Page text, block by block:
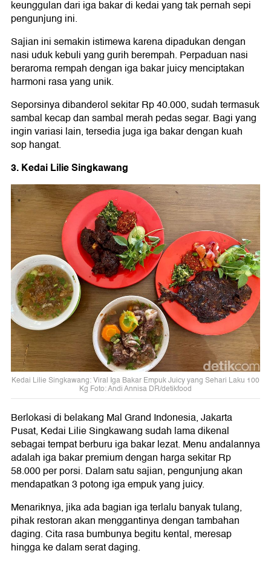
keunggulan dari iga bakar di kedai yang tak pernah sepi
pengunjung ini.
Sajian ini semakin istimewa karena dipadukan dengan
nasi uduk kebuli yang gurih berempah. Perpaduan nasi
beraroma rempah dengan iga bakar juicy menciptakan
harmoni rasa yang unik.
Seporsinya dibanderol sekitar Rp 40.000, sudah termasuk
sambal kecap dan sambal merah pedas segar. Bagi yang
ingin variasi lain, tersedia juga iga bakar dengan kuah
sop hangat.
3. Kedai Lilie Singkawang
Kedai Lilie Singkawang: Viral Iga Bakar Empuk Juicy yang Sehari Laku 100
Kg Foto: Andi Annisa DR/detikfood
Berlokasi di belakang Mal Grand Indonesia, Jakarta
Pusat, Kedai Lilie Singkawang sudah lama dikenal
sebagai tempat berburu iga bakar lezat. Menu andalannya
adalah iga bakar premium dengan harga sekitar Rp
58.000 per porsi. Dalam satu sajian, pengunjung akan
mendapatkan 3 potong iga empuk yang juicy.
Menariknya, jika ada bagian iga terlalu banyak tulang,
pihak restoran akan menggantinya dengan tambahan
daging. Cita rasa bumbunya begitu kental, meresap
hingga ke dalam serat daging.